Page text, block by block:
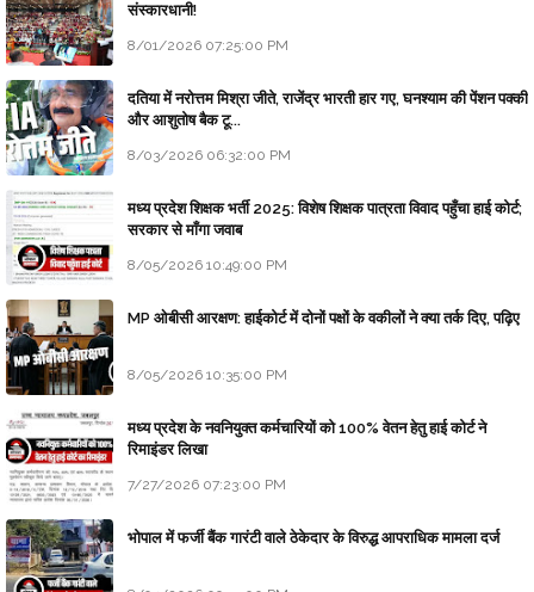
संस्कारधानी!
8/01/2026 07:25:00 PM
दतिया में नरोत्तम मिश्रा जीते, राजेंद्र भारती हार गए, घनश्याम की पेंशन पक्की
और आशुतोष बैक टू...
8/03/2026 06:32:00 PM
मध्य प्रदेश शिक्षक भर्ती 2025: विशेष शिक्षक पात्रता विवाद पहुँचा हाई कोर्ट;
सरकार से माँगा जवाब
8/05/2026 10:49:00 PM
MP ओबीसी आरक्षण: हाईकोर्ट में दोनों पक्षों के वकीलों ने क्या तर्क दिए, पढ़िए
8/05/2026 10:35:00 PM
मध्य प्रदेश के नवनियुक्त कर्मचारियों को 100% वेतन हेतु हाई कोर्ट ने
रिमाइंडर लिखा
7/27/2026 07:23:00 PM
भोपाल में फर्जी बैंक गारंटी वाले ठेकेदार के विरुद्ध आपराधिक मामला दर्ज